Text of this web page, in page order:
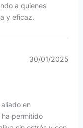
a quienes
y eficaz.
30/01/2025
en
ha permitido